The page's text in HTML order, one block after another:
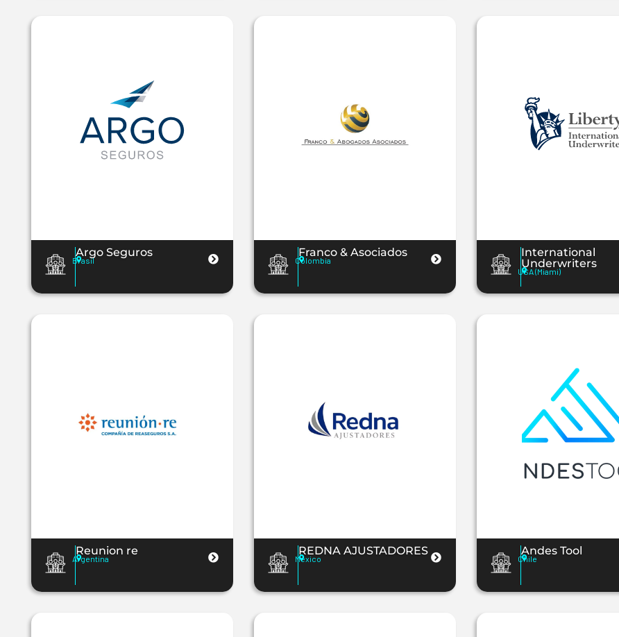
Argo Seguros
Brasil
Franco & Asociados
Colombia
International
Underwriters
USA (Miami)
Reunion re
Argentina
REDNA AJUSTADORES
Mexico
Andes Tool
Chile